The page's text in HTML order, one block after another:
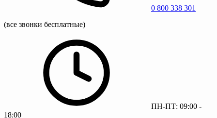
0 800 338 301
(все звонки бесплатные)
ПН-ПТ: 09:00 -
18:00